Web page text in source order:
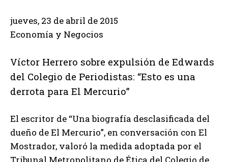
jueves, 23 de abril de 2015
Economía y Negocios
Víctor Herrero sobre expulsión de Edwards
del Colegio de Periodistas: “Esto es una
derrota para El Mercurio”
El escritor de “Una biografía desclasificada del
dueño de El Mercurio”, en conversación con El
Mostrador, valoró la medida adoptada por el
Tribunal Metropolitano de Ética del Colegio de